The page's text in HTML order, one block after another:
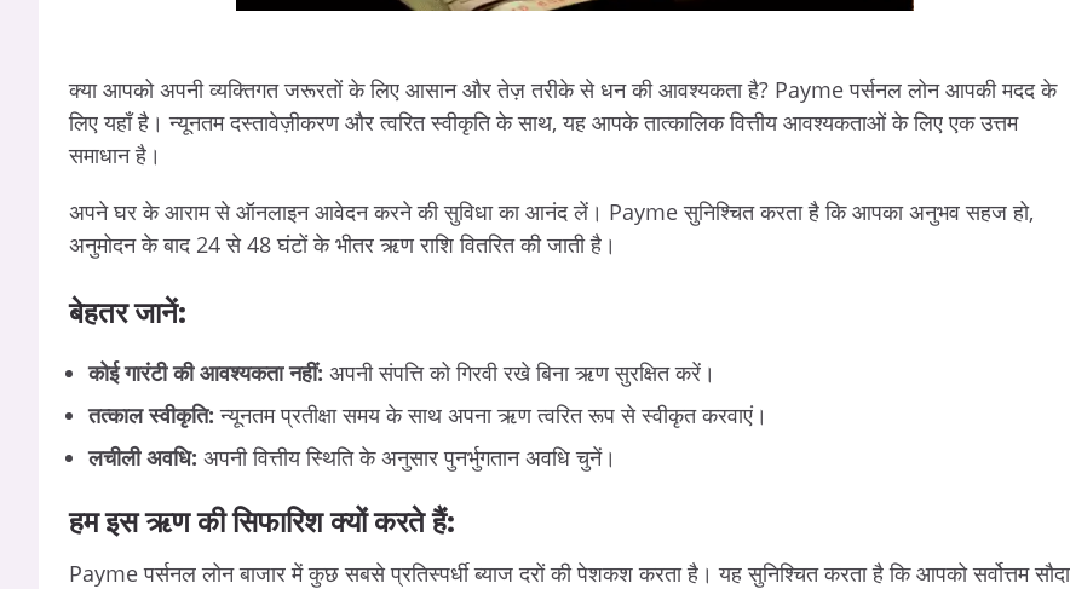
क्या आपको अपनी व्यक्तिगत जरूरतों के लिए आसान और तेज़ तरीके से धन की आवश्यकता है? Paymeपर्सनल लोन आपकी मदद के
लिए यहाँ है। न्यूनतम दस्तावेज़ीकरण और त्वरित स्वीकृति के साथ,यह आपके तात्कालिक वित्तीय आवश्यकताओं के लिए एक उत्तम
समाधान है।
अपने घर के आराम से ऑनलाइन आवेदन करने की सुविधा का आनंद लें। Paymeसुनिश्चित करता है कि आपका अनुभव सहज हो,
अनुमोदन के बाद24से48घंटों के भीतर ऋण राशि वितरित की जाती है।
बेहतरजानें:
कोई गारंटी की आवश्यकता नहीं: अपनी संपत्ति को गिरवी रखे बिना ऋण सुरक्षित करें।
तत्काल स्वीकृति: न्यूनतम प्रतीक्षा समय के साथ अपना ऋण त्वरित रूप से स्वीकृत करवाएं।
लचीली अवधि: अपनी वित्तीय स्थिति के अनुसार पुनर्भुगतान अवधि चुनें।
हमइसऋणकीसिफारिशक्योंकरतेहैं:
Paymeपर्सनल लोन बाजार में कुछ सबसे प्रतिस्पर्धी ब्याज दरों की पेशकश करता है। यह सुनिश्चित करता है कि आपको सर्वोत्तम सौदा